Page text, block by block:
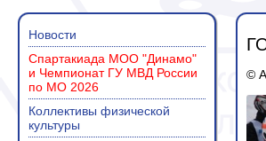
Новости
Спартакиада МОО "Динамо"
и Чемпионат ГУ МВД России
по МО 2026
Коллективы физической
культуры
©